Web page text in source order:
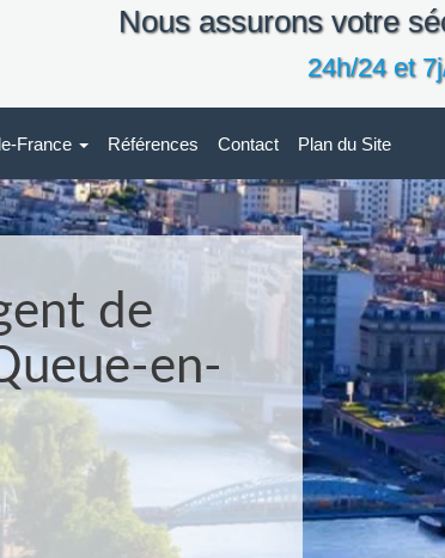
Nous assurons votre
24h/24 et
France Références Contact Plan du Site
de
en-